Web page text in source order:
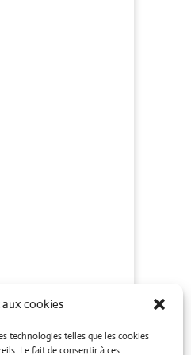
cookies
technologies telles que les cookies
Le fait de consentir à ces